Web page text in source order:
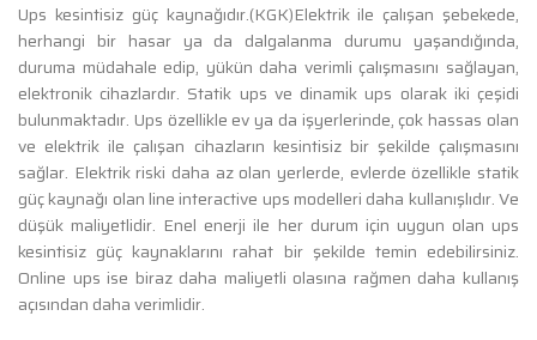
Ups kesintisiz güç kaynağıdır.(KGK)Elektrik ile çalışan şebekede,
herhangi bir hasar ya da dalgalanma durumu yaşandığında,
duruma müdahale edip, yükün daha verimli çalışmasını sağlayan,
elektronik cihazlardır. Statik ups ve dinamik ups olarak iki çeşidi
bulunmaktadır. Ups özellikle ev ya da işyerlerinde, çok hassas olan
ve elektrik ile çalışan cihazların kesintisiz bir şekilde çalışmasını
sağlar. Elektrik riski daha az olan yerlerde, evlerde özellikle statik
güç kaynağı olan line interactive ups modelleri daha kullanışlıdır. Ve
düşük maliyetlidir. Enel enerji ile her durum için uygun olan ups
kesintisiz güç kaynaklarını rahat bir şekilde temin edebilirsiniz.
Online ups ise biraz daha maliyetli olasına rağmen daha kullanış
açısından daha verimlidir.